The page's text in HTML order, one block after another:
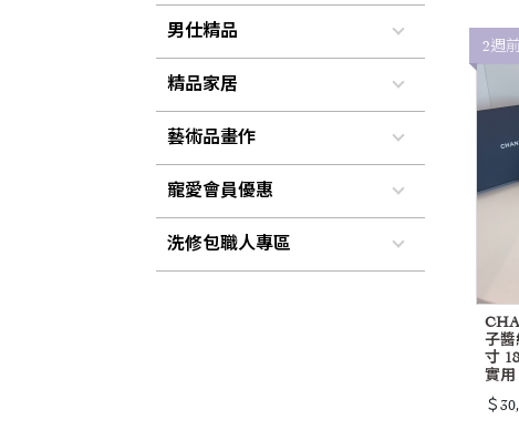
男仕精品
精品家居
藝術品畫作
寵愛會員優惠
洗修包職人專區
2週前
子
寸
實用
＄